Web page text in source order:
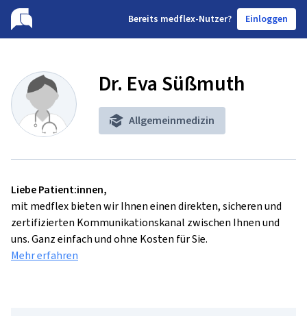
Bereits medflex-Nutzer? Einloggen
Dr. Eva Süßmuth
Allgemeinmedizin
Liebe Patient:innen,
mit medflex bieten wir Ihnen einen direkten, sicheren und
zertifizierten Kommunikationskanal zwischen Ihnen und
uns. Ganz einfach und ohne Kosten für Sie.
Mehr erfahren